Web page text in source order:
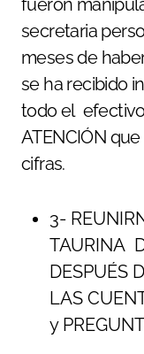
fueron
secretaria
meses de
se ha recibido
todo el
ATENCIÓN
cifras.
3-
TAURINA
DESPUÉS
LAS
y